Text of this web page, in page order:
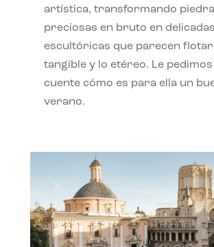
artística, transformando
preciosas en bruto en
escultóricas que parecen
tangible y lo etéreo. Le
cuente cómo es para ella un
verano.